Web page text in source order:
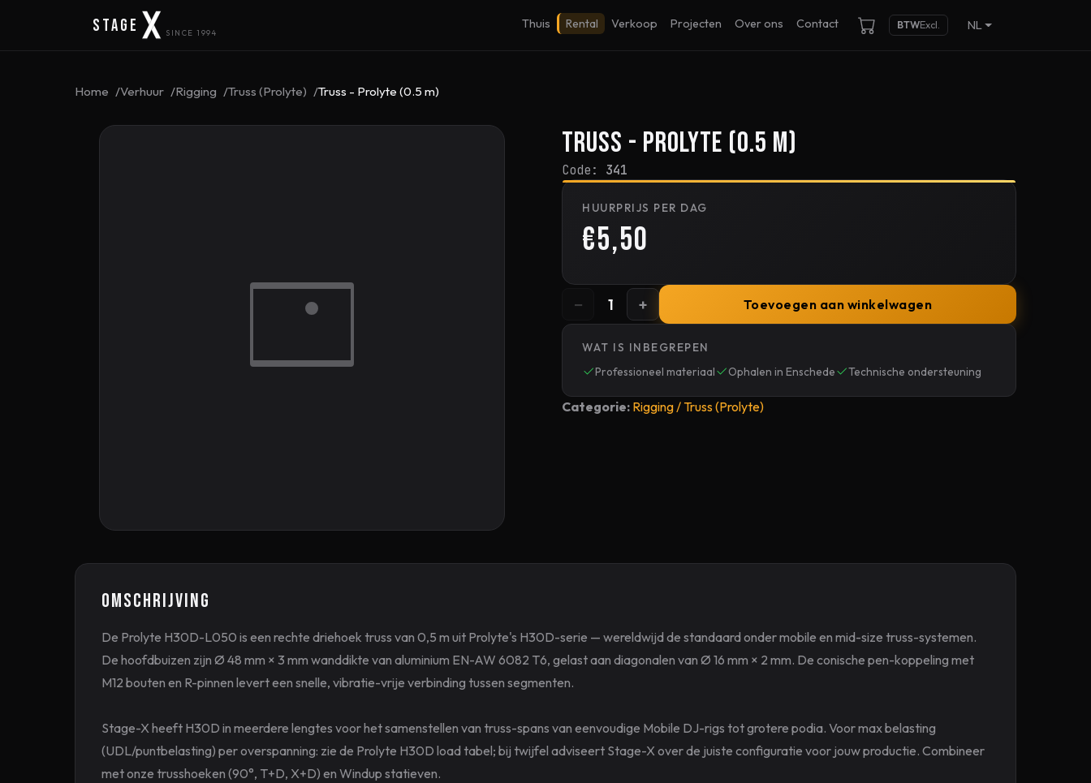
Stage SINCE 1994
Thuis Rental Verkoop Projecten Over ons Contact BTWExcl. NL
Home Verhuur Rigging Truss (Prolyte) Truss - Prolyte (0.5 m)
Truss - Prolyte (0.5 m)
Code: 341
HUURPRIJS PER DAG
€5,50
− 1 + Toevoegen aan winkelwagen
WAT IS INBEGREPEN
Professioneel materiaal
Ophalen in Enschede Technische ondersteuning
Categorie: Rigging / Truss (Prolyte)
Omschrijving
De Prolyte H30D-L050 is een rechte driehoek truss van 0,5 m uit Prolyte's H30D-serie — wereldwijd de standaard onder mobile en mid-size truss-systemen.
De hoofdbuizen zijn Ø 48 mm × 3 mm wanddikte van aluminium EN-AW 6082 T6, gelast aan diagonalen van Ø 16 mm × 2 mm. De conische pen-koppeling met
M12 bouten en R-pinnen levert een snelle, vibratie-vrije verbinding tussen segmenten.
Stage-X heeft H30D in meerdere lengtes voor het samenstellen van truss-spans van eenvoudige Mobile DJ-rigs tot grotere podia. Voor max belasting
(UDL/puntbelasting) per overspanning: zie de Prolyte H30D load tabel; bij twijfel adviseert Stage-X over de juiste configuratie voor jouw productie. Combineer
met onze trusshoeken (90°, T+D, X+D) en Windup statieven.